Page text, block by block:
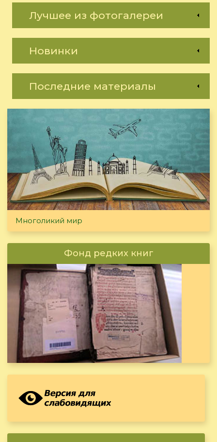
Лучшее из фотогалереи
Новинки
Последние материалы
Многоликий мир
Фонд редких книг